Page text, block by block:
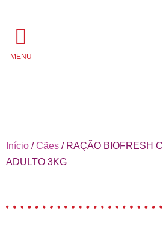
MENU
Início /Cães / RAÇÃO BIOFRESH
ADULTO 3KG